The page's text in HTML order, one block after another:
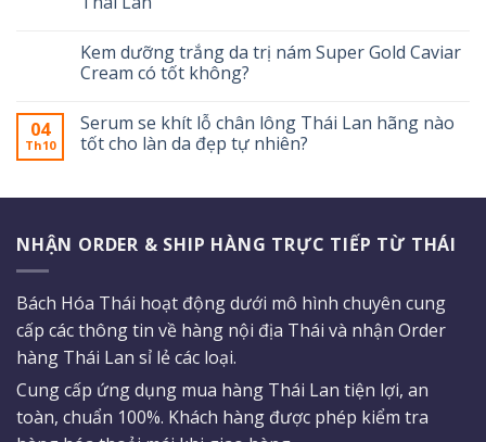
Kem dưỡng trắng da trị nám Super Gold Caviar
Cream có tốt không?
04
Th10
Serum se khít lỗ chân lông Thái Lan hãng nào
tốt cho làn da đẹp tự nhiên?
NHẬN ORDER & SHIP HÀNG TRỰC TIẾP TỪ THÁI
Bách Hóa Thái hoạt động dưới mô hình chuyên cung
cấp các thông tin về hàng nội địa Thái và nhận Order
hàng Thái Lan sỉ lẻ các loại.
Cung cấp ứng dụng mua hàng Thái Lan tiện lợi, an
toàn, chuẩn 100%. Khách hàng được phép kiểm tra